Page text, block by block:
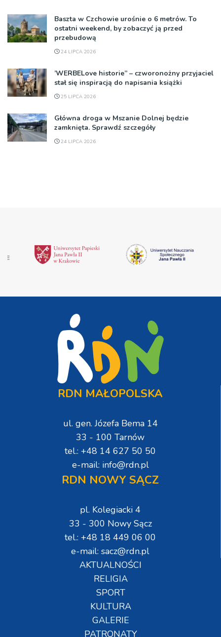
Baszta w Czchowie urośnie o 6 metrów. To
ostatni weekend, by zobaczyć ją przed
przebudową
24 LIPCA 2026
’WERBELove historie” – czworonożny przyjaciel
stał się inspiracją do napisania książki
25 LIPCA 2026
Główna droga w Mszanie Dolnej będzie
zamknięta. Sprawdź szczegóły
24 LIPCA 2026
RDN MAŁOPOLSKA
ul. gen. Józefa Bema 14
33 - 100 Tarnów
tel.: +48 14 627 50 50
e-mail: info@rdn.pl
RDN NOWY SĄCZ
pl. Kolegiacki 4
33 - 300 Nowy Sącz
tel.: +48 18 449 06 00
e-mail: sacz@rdn.pl
AKTUALNOŚCI
RELIGIA
SPORT
KULTURA
GALERIE
PATRONATY